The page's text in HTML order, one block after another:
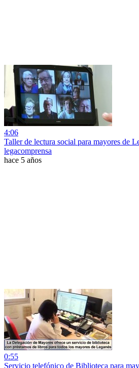
4:06
Taller de lectura social para mayores de
legacomprensa
hace 5 años
0:55
Servicio telefónico de Biblioteca para